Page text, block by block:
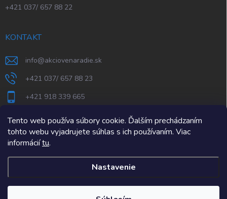
Tento web používa súbory cookie. Ďalším prechádzaním
tohto webu vyjadrujete súhlas s ich používaním. Viac
informáciítu.
Nastavenie
+421 037/ 657 88 22
KONTAKT
info@akciovenaradie.sk
+421 037/ 657 88 23
+421 918 339 665
STEPS Nitra
AkcioveNaradie.sk